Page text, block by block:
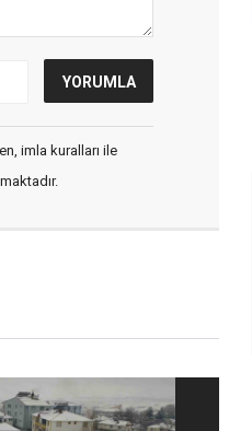
imla kuralları ile